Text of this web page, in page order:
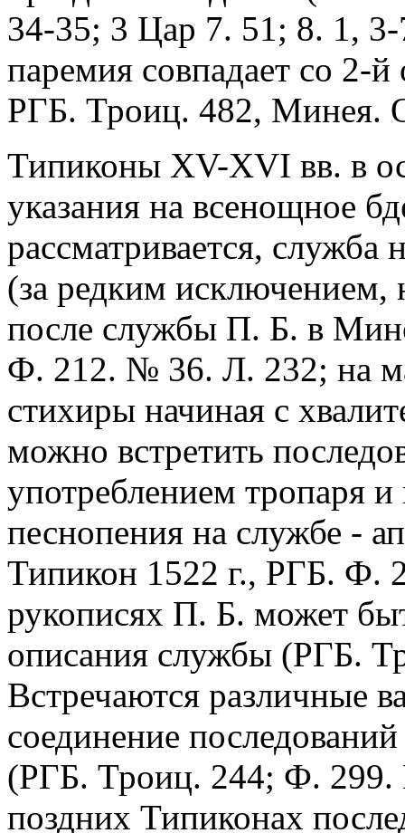
34-35; 3 Цар 7. 51; 8. 1,
паремия совпадает со 2-
РГБ. Троиц. 482, Минея.
Типиконы XV-XVI вв. в
указания на всенощное
рассматривается, служба
(за редким исключением,
после службы П. Б. в
Ф. 212. № 36. Л. 232; на
стихиры начиная с
можно встретить
употреблением тропаря и
песнопения на службе -
Типикон 1522 г., РГБ. Ф.
рукописях П. Б. может
описания службы (РГБ.
Встречаются различные
соединение
(РГБ. Троиц. 244; Ф.
поздних Типиконах